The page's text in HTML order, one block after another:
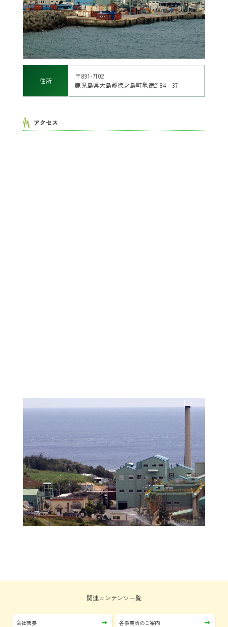
住所
〒891-7102
鹿児島県大島郡徳之島町亀徳2184－37
アクセス
関連コンテンツ一覧
会社概要 各事業所のご案内